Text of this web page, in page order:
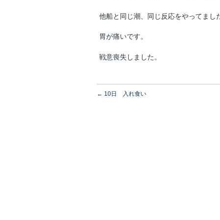
他船と同じ潮、同じ反応をやってまし
胃が痛いです。
戦意喪失しました。
← 10日 入れ食い